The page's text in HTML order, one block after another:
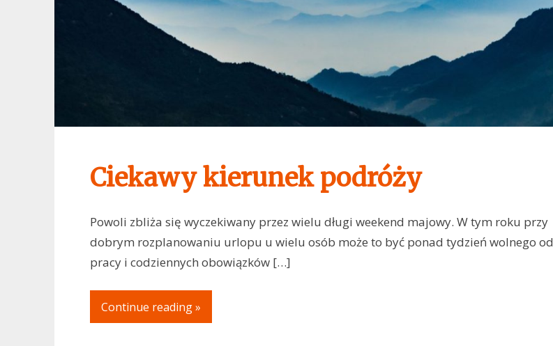
Ciekawy kierunek podróży
Powoli zbliża się wyczekiwany przez wielu długi weekend majowy. W tym roku przy
dobrym rozplanowaniu urlopu u wielu osób może to być ponad tydzień wolnego od
pracy i codziennych obowiązków […]
Continue reading »